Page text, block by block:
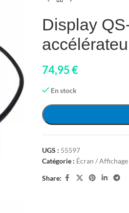
Display
74,95€
En stock
UGS : 55597
Catégorie : Écran / Affichage
Share: